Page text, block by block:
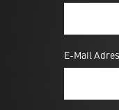
E-Mail